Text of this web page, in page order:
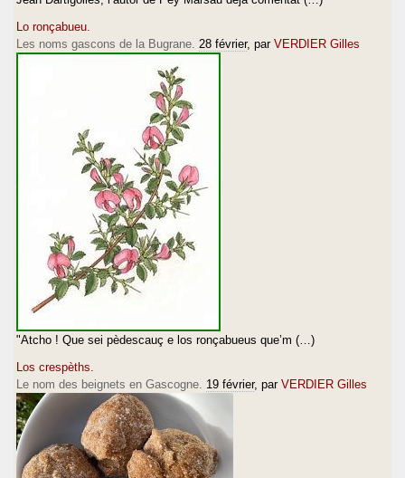
Lo ronçabueu.
Les noms gascons de la Bugrane. 28 février, par VERDIER Gilles
"Atcho ! Que sei pèdescauç e los ronçabueus que’m (…)
Los crespèths.
Le nom des beignets en Gascogne. 19 février, par VERDIER Gilles